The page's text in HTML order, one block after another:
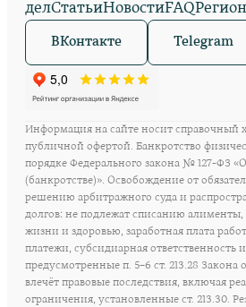
делСтатьиНовостиFAQ
ВКонтакте Telegram
Информация на сайте носит справочный
публичной офертой. Банкротство
порядке Федерального закона № 127-ФЗ
(банкротстве)». Освобождение от
решению арбитражного суда и
долгов: не подлежат списанию
жизни и здоровью, заработная плата
платежи, субсидиарная ответственность
предусмотренные п. 5–6 ст. 213.28 Закона
влечёт правовые последствия, включая
ограничения, установленные ст. 213.30.